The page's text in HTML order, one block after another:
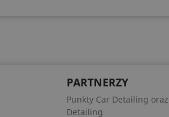
PARTNERZY
Punkty Car Detailing
Detailing